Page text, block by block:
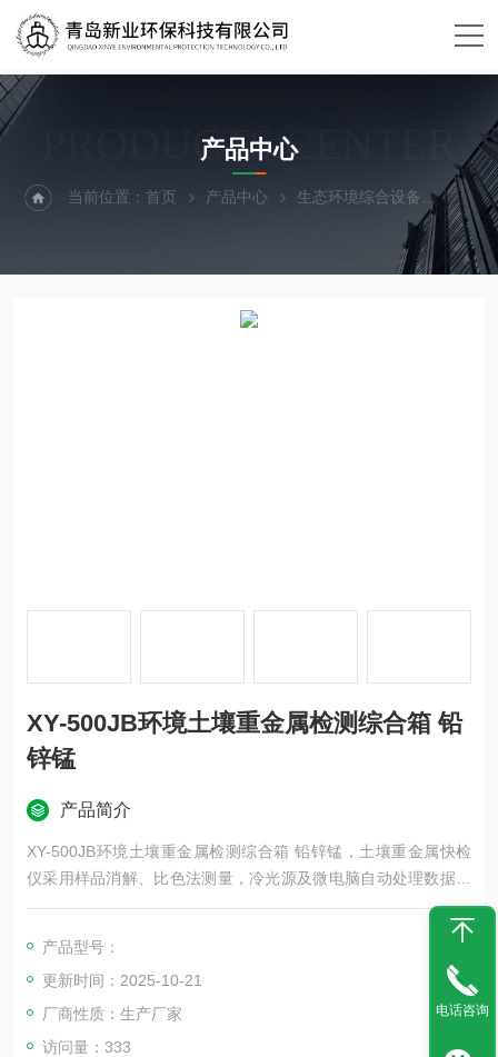
PRODUCTS CENTER
产品中心
当前位置：首页 产品中心 生态环境综合设备 土壤
XY-500JB环境土壤重金属检测综合箱 铅
锌锰
产品简介
XY-500JB环境土壤重金属检测综合箱 铅锌锰，土壤重金属快检
仪采用样品消解、比色法测量，冷光源及微电脑自动处理数据，
数据准确
产品型号：
更新时间：2025-10-21
厂商性质：生产厂家
访问量：333
电话咨询